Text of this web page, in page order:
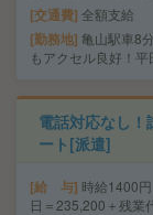
交通費 全額支給
勤務地 亀山駅車8
もアクセル良好！
電話対応なし
ート[派遣]
給 与 時給1400
日＝235,200＋残業